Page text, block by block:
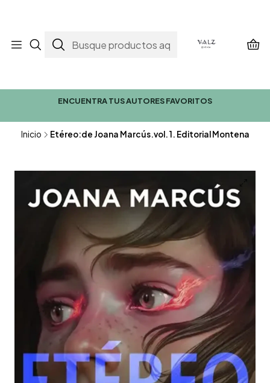
ENCUENTRA TUS AUTORES FAVORITOS
Inicio Etéreo:de Joana Marcús.vol. 1. Editorial Montena